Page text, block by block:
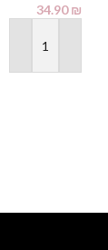
34.90₪
הוספה לסל